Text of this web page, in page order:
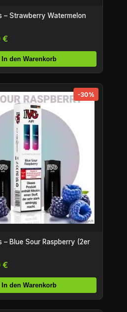
– Strawberry Watermelon
€
In den Warenkorb
-30%
– Blue Sour Raspberry (2er
€
In den Warenkorb